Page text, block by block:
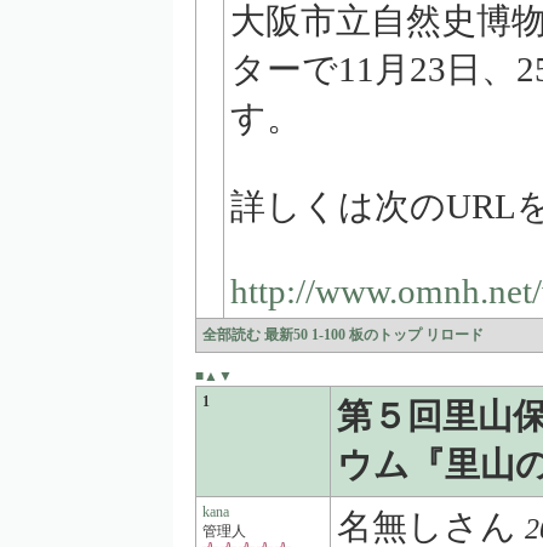
大阪市立自然史博
ターで11月23日、
す。
詳しくは次のURL
http://
全部読む 最新50 1-100 板のトップ リロード
■▲ ▼
1
第５回里山
ウム『里山
kana
管理人
名無しさん